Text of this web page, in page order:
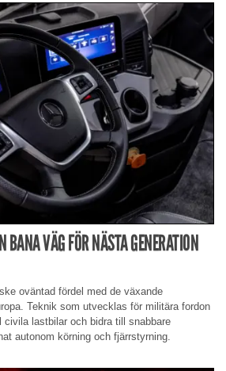
BANA VÄG FÖR NÄSTA GENERATION
oväntad fördel med de växande
Teknik som utvecklas för militära fordon
lastbilar och bidra till snabbare
autonom körning och fjärrstyrning.